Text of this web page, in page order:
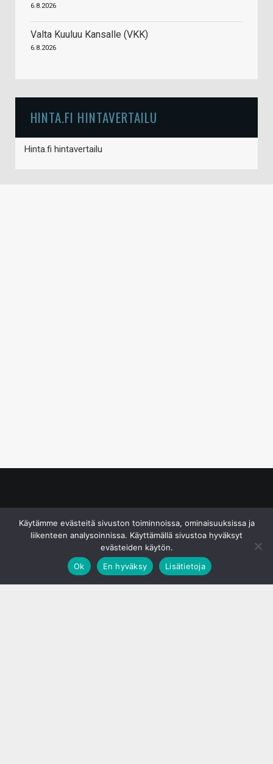
6.8.2026
Valta Kuuluu Kansalle (VKK)
6.8.2026
HINTA.FI HINTAVERTAILU
Hinta.fi hintavertailu
Käytämme evästeitä sivuston toiminnoissa, ominaisuuksissa ja
liikenteen analysoinnissa. Käyttämällä sivustoa hyväksyt
evästeiden käytön.
Ok
En hyväksy Lisätietoja